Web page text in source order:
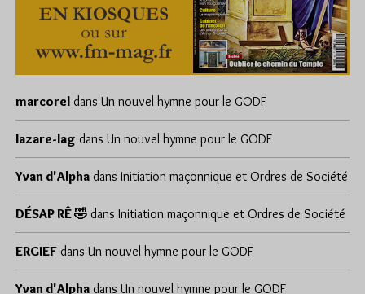
marcorel dans Un nouvel hymne pour le GODF
lazare-lag dans Un nouvel hymne pour le GODF
Yvan d'Alpha dans Initiation maçonnique et Ordres de Société
DÉSAP RÊ 🤣 dans Initiation maçonnique et Ordres de Société
ERGIEF dans Un nouvel hymne pour le GODF
Yvan d'Alpha dans Un nouvel hymne pour le GODF